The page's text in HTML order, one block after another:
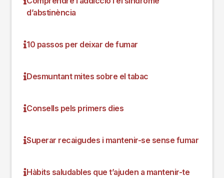
d’abstinència
10 passos per deixar de fumar
Desmuntant mites sobre el tabac
Consells pels primers dies
Superar recaigudes i mantenir-se sense fumar
Hàbits saludables que t’ajuden a mantenir-te